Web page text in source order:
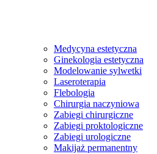
Medycyna estetyczna
Ginekologia estetyczna
Modelowanie sylwetki
Laseroterapia
Flebologia
Chirurgia naczyniowa
Zabiegi chirurgiczne
Zabiegi proktologiczne
Zabiegi urologiczne
Makijaż permanentny